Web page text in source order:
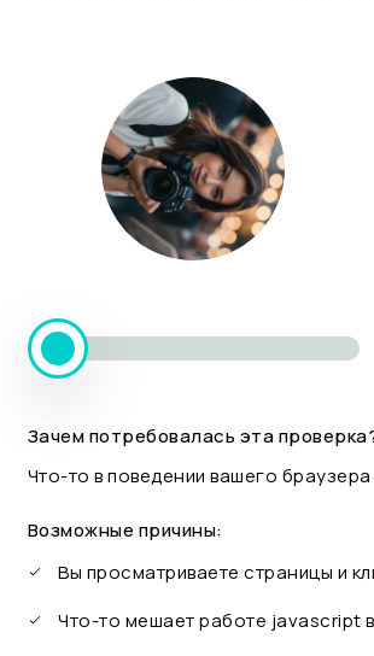
Зачем потребовалась эта
Что-то в поведении вашего
Возможные причины:
Вы просматриваете страницы и
Что-то мешает работе javascript